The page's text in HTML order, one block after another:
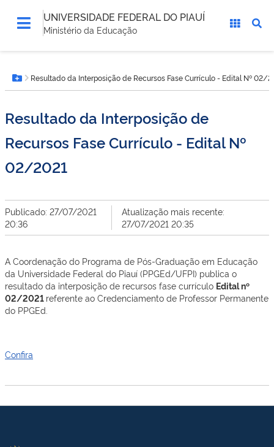
UNIVERSIDADE FEDERAL DO PIAUÍ
Ministério da Educação
está
aqui:Botão Menu
Resultado da Interposição de Recursos Fase Currículo - Edital Nº 02/
Resultado da Interposição de
Recursos Fase Currículo - Edital Nº
02/2021
Publicado: 27/07/2021
20:36
Atualização mais recente:
27/07/2021 20:35
A Coordenação do Programa de Pós-Graduação em Educação
da Universidade Federal do Piauí (PPGEd/UFPI) publica o
resultado da interposição de recursos fase currículo Edital nº
02/2021 referente ao Credenciamento de Professor Permanente
do PPGEd.
Confira